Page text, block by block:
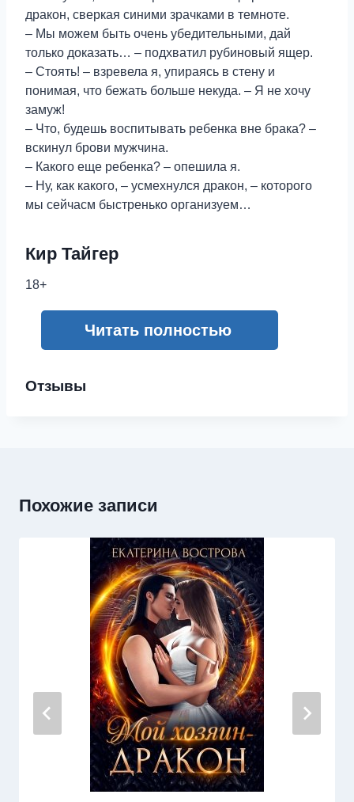
дракон, сверкая синими зрачками в темноте.
– Мы можем быть очень убедительными, дай
только доказать… – подхватил рубиновый ящер.
– Стоять! – взревела я, упираясь в стену и
понимая, что бежать больше некуда. – Я не хочу
замуж!
– Что, будешь воспитывать ребенка вне брака? –
вскинул брови мужчина.
– Какого еще ребенка? – опешила я.
– Ну, как какого, – усмехнулся дракон, – которого
мы сейчасм быстренько организуем…
Кир Тайгер
18+
Читать полностью
Отзывы
Похожие записи